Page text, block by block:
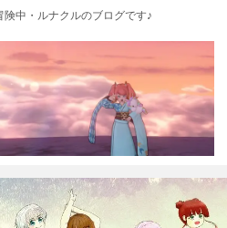
険中・ルナクルのブログです♪